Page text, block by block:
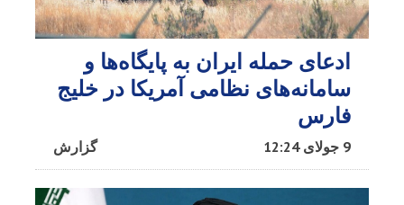
ادعای حمله ایران به پایگاه‌ها و
سامانه‌های نظامی آمریکا در خلیج
فارس
گزارش 9 جولای 12:24